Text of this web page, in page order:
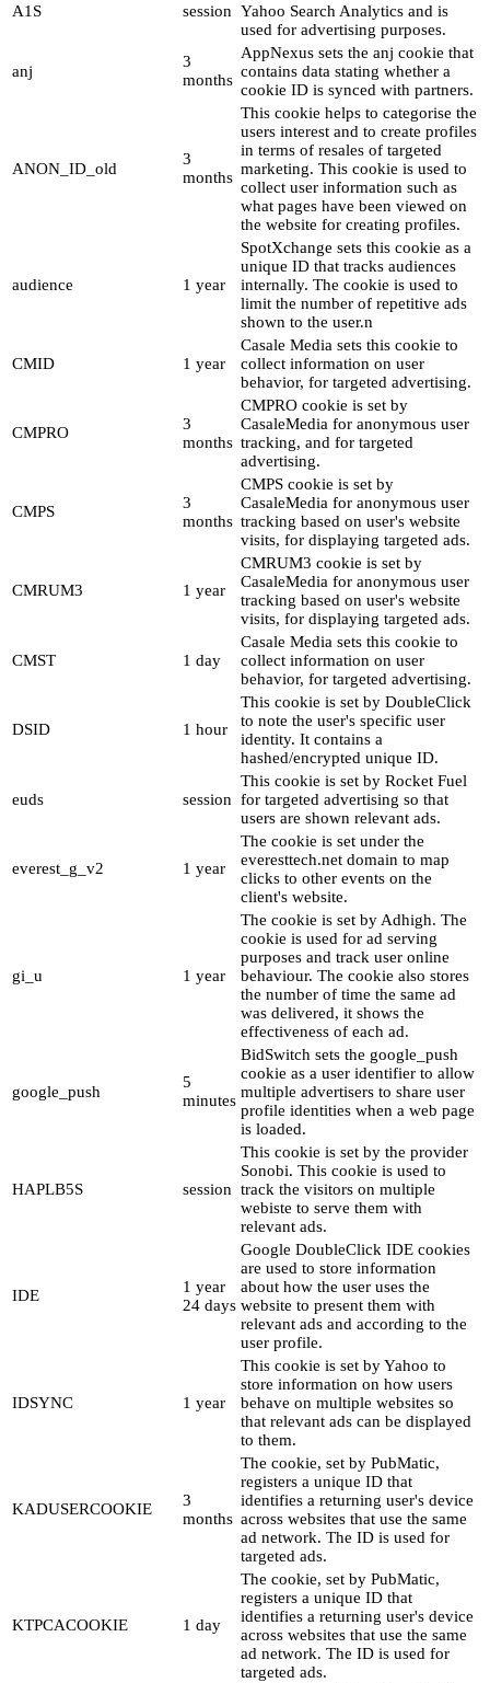
A1S session Yahoo Search Analytics and is
used for advertising purposes.
anj
3
months
AppNexus sets the anj cookie that
contains data stating whether a
cookie ID is synced with partners.
ANON_ID_old
3
months
This cookie helps to categorise the
users interest and to create profiles
in terms of resales of targeted
marketing. This cookie is used to
collect user information such as
what pages have been viewed on
the website for creating profiles.
audience 1 year
SpotXchange sets this cookie as a
unique ID that tracks audiences
internally. The cookie is used to
limit the number of repetitive ads
shown to the user.n
CMID 1 year
Casale Media sets this cookie to
collect information on user
behavior, for targeted advertising.
CMPRO
3
months
CMPRO cookie is set by
CasaleMedia for anonymous user
tracking, and for targeted
advertising.
CMPS
3
months
CMPS cookie is set by
CasaleMedia for anonymous user
tracking based on user's website
visits, for displaying targeted ads.
CMRUM3 1 year
CMRUM3 cookie is set by
CasaleMedia for anonymous user
tracking based on user's website
visits, for displaying targeted ads.
CMST 1 day
Casale Media sets this cookie to
collect information on user
behavior, for targeted advertising.
DSID 1 hour
This cookie is set by DoubleClick
to note the user's specific user
identity. It contains a
hashed/encrypted unique ID.
euds session
This cookie is set by Rocket Fuel
for targeted advertising so that
users are shown relevant ads.
everest_g_v2 1 year
The cookie is set under the
everesttech.net domain to map
clicks to other events on the
client's website.
gi_u 1 year
The cookie is set by Adhigh. The
cookie is used for ad serving
purposes and track user online
behaviour. The cookie also stores
the number of time the same ad
was delivered, it shows the
effectiveness of each ad.
google_push
5
minutes
BidSwitch sets the google_push
cookie as a user identifier to allow
multiple advertisers to share user
profile identities when a web page
is loaded.
HAPLB5S session
This cookie is set by the provider
Sonobi. This cookie is used to
track the visitors on multiple
webiste to serve them with
relevant ads.
IDE
1 year
24 days
Google DoubleClick IDE cookies
are used to store information
about how the user uses the
website to present them with
relevant ads and according to the
user profile.
IDSYNC 1 year
This cookie is set by Yahoo to
store information on how users
behave on multiple websites so
that relevant ads can be displayed
to them.
KADUSERCOOKIE
3
months
The cookie, set by PubMatic,
registers a unique ID that
identifies a returning user's device
across websites that use the same
ad network. The ID is used for
targeted ads.
KTPCACOOKIE 1 day
The cookie, set by PubMatic,
registers a unique ID that
identifies a returning user's device
across websites that use the same
ad network. The ID is used for
targeted ads.